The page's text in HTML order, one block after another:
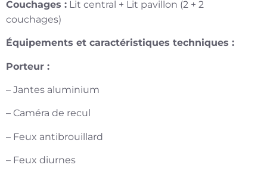
Couchages : Lit central + Lit pavillon (2 + 2
couchages)
Équipements et caractéristiques techniques :
Porteur :
– Jantes aluminium
– Caméra de recul
– Feux antibrouillard
– Feux diurnes